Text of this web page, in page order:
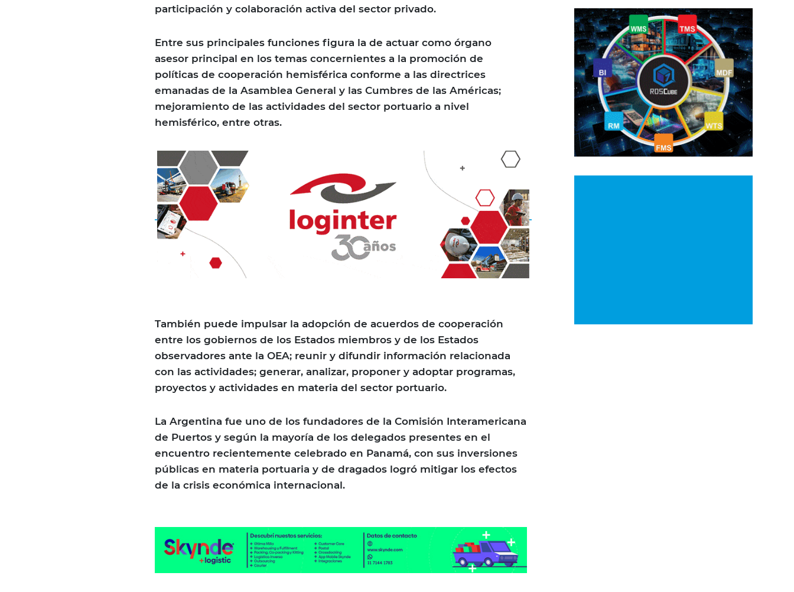
participación y colaboración activa del sector privado.
Entre sus principales funciones figura la de actuar como órgano
asesor principal en los temas concernientes a la promoción de
políticas de cooperación hemisférica conforme a las directrices
emanadas de la Asamblea General y las Cumbres de las Américas;
mejoramiento de las actividades del sector portuario a nivel
hemisférico, entre otras.
También puede impulsar la adopción de acuerdos de cooperación
entre los gobiernos de los Estados miembros y de los Estados
observadores ante la OEA; reunir y difundir información relacionada
con las actividades; generar, analizar, proponer y adoptar programas,
proyectos y actividades en materia del sector portuario.
La Argentina fue uno de los fundadores de la Comisión Interamericana
de Puertos y según la mayoría de los delegados presentes en el
encuentro recientemente celebrado en Panamá, con sus inversiones
públicas en materia portuaria y de dragados logró mitigar los efectos
de la crisis económica internacional.